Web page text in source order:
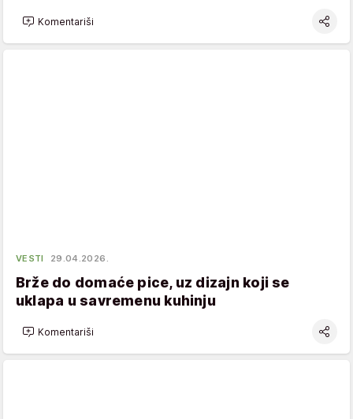
Komentariši
VESTI 29.04.2026.
Brže do domaće pice, uz dizajn koji se
uklapa u savremenu kuhinju
Komentariši